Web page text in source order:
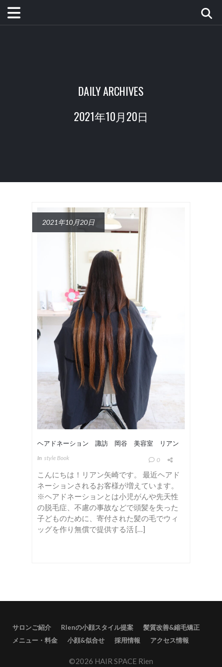
DAILY ARCHIVES
2021年10月20日
2021年10月20日
ヘアドネーション 諏訪 岡谷 美容室 リアン
In Style Book 0
こんにちは！リアン矢崎です。 最近ヘアド
ネーションされるお客様が増えています。
※ヘアドネーションとは小児がんや先天性
の脱毛症、不慮の事故などで頭髪を失った
子どものために、寄付された髪の毛でウィ
ッグを作り無償で提供する活 […]
サロンご紹介 RIenの小顔スタイル提案
髪質改善&縮毛矯正
メニュー・料金
小顔&似合せ 採用情報 アクセス情報
©2026 HAIR SPACE Rien